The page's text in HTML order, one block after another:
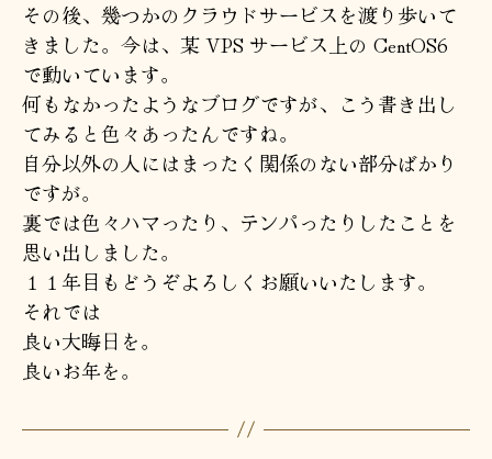
その後、幾つかのクラウドサービスを渡り歩いて
きました。今は、某 VPS サービス上の CentOS6
で動いています。
何もなかったようなブログですが、こう書き出し
てみると色々あったんですね。
自分以外の人にはまったく関係のない部分ばかり
ですが。
裏では色々ハマったり、テンパったりしたことを
思い出しました。
１１年目もどうぞよろしくお願いいたします。
それでは
良い大晦日を。
良いお年を。